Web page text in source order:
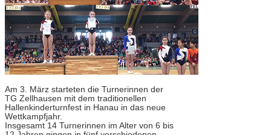
Am 3. März starteten die Turnerinnen der
TG Zellhausen mit dem traditionellen
Hallenkinderturnfest in Hanau in das neue
Wettkampfjahr.
Insgesamt 14 Turnerinnen im Alter von 6 bis